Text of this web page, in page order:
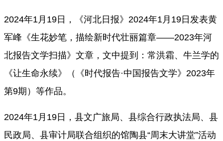
2024年1月19日， 《河北日报》 2024年1月19日 发表黄
军峰《生花妙笔，描绘新时代壮丽篇章——2023年河
北报告文学扫描》文章，文中提到： 常洪霜、牛兰学的
《让生命永续》（《时代报告·中国报告文学》2023年
第9期）等作品。
2024年1月19日， 县文广旅局、县综合行政执法局、县
民政局、县审计局联合组织的馆陶县“周末大讲堂”活动